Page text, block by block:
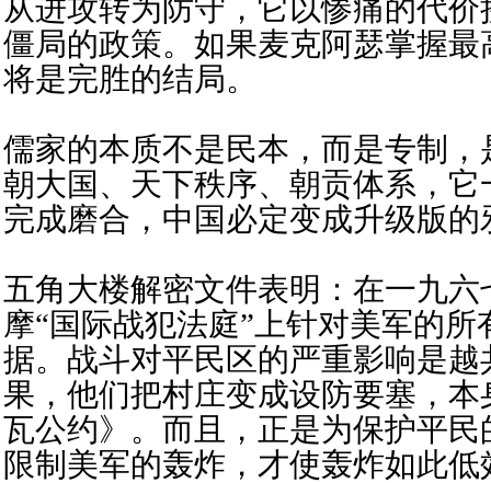
从进攻转为防守，它以惨痛的代
僵局的政策。如果麦克阿瑟掌握
将是完胜的结局。
儒家的本质不是民本，而是专制
朝大国、天下秩序、朝贡体系，
完成磨合，中国必定变成升级版的
五角大楼解密文件表明：在一九
摩“国际战犯法庭”上针对美军的
据。战斗对平民区的严重影响是
果，他们把村庄变成设防要塞，
瓦公约》。而且，正是为保护平
限制美军的轰炸，才使轰炸如此低